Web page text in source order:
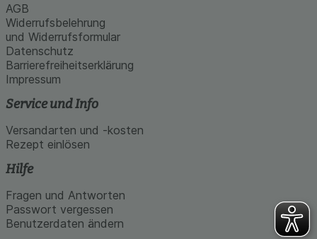
AGB
Widerrufsbelehrung
und Widerrufsformular
Datenschutz
Barrierefreiheitserklärung
Impressum
Service und Info
Versandarten und -kosten
Rezept einlösen
Hilfe
Fragen und Antworten
Passwort vergessen
Benutzerdaten ändern